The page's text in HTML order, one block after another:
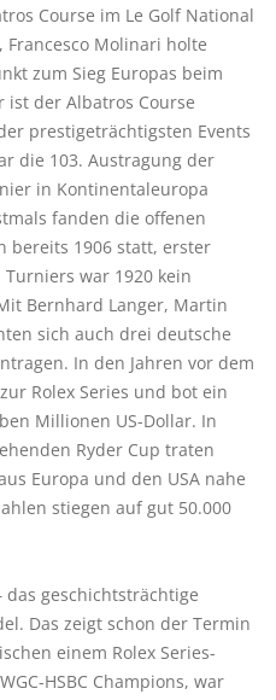
Course im Le Golf National
Francesco Molinari holte
zum Sieg Europas beim
ist der Albatros Course
prestigeträchtigsten Events
die 103. Austragung der
in Kontinentaleuropa
fanden die offenen
bereits 1906 statt, erster
war 1920 kein
Bernhard Langer, Martin
sich auch drei deutsche
In den Jahren vor dem
Rolex Series und bot ein
Millionen US-Dollar. In
Ryder Cup traten
Europa und den USA nahe
stiegen auf gut 50.000
das geschichtsträchtige
Das zeigt schon der Termin
einem Rolex Series-
HSBC Champions, war